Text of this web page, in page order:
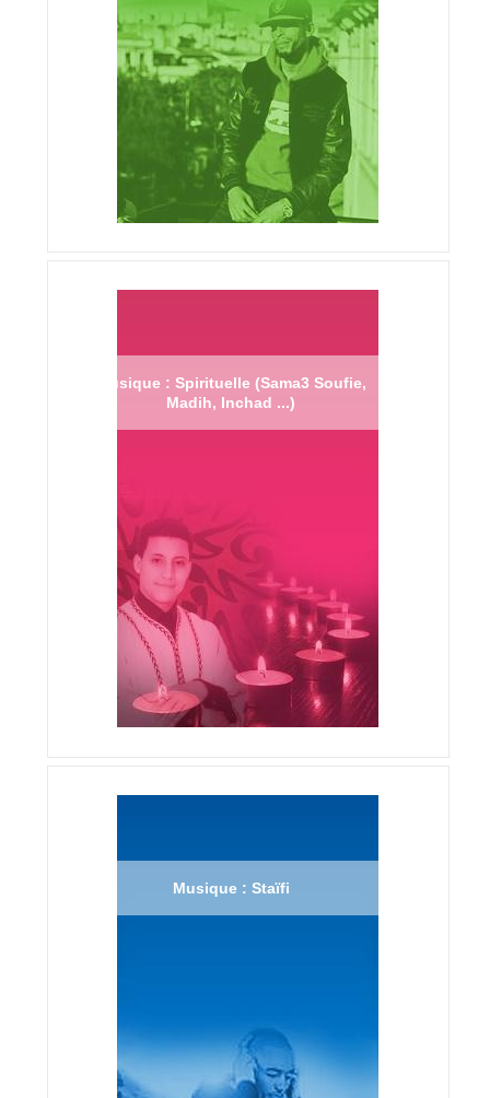
Musique : Spirituelle (Sama3 Soufie,
Madih, Inchad ...)
Musique : Staïfi